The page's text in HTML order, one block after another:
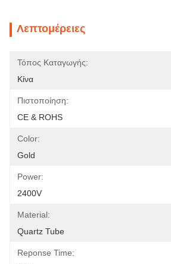
Λεπτομέρειες
Τόπος Καταγωγής:
Κίνα
Πιστοποίηση:
CE & ROHS
Color:
Gold
Power:
2400V
Material:
Quartz Tube
Reponse Time: